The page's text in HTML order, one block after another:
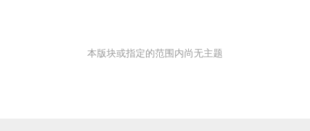
本版块或指定的范围内尚无主题